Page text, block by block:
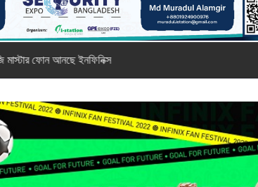
নতুন সি-সিরিজ স্মার্টফোন নিয়ে আসছে রিয়েলমি